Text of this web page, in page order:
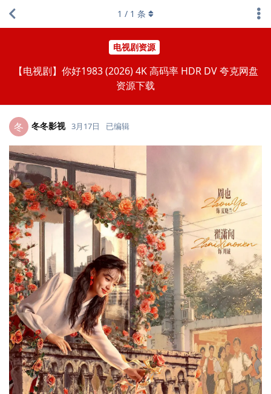
电视剧资源
【电视剧】你好1983 (2026) 4K 高码率 HDR DV 夸克网盘
资源下载
1 / 1 条
冬 冬冬影视 3月17日 已编辑